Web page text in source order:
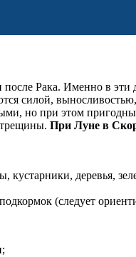
Рака. Именно в эти
силой,
но при этом
При Луне в
деревья,
(следует